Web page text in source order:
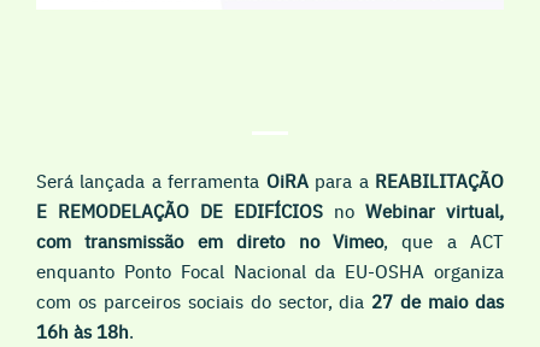
Será lançada a ferramenta OiRApara a REABILITAÇÃO
E REMODELAÇÃO DE EDIFÍCIOS no Webinar virtual,
com transmissão em direto no Vimeo, que a ACT
enquanto Ponto Focal Nacional da EU-OSHA organiza
com os parceiros sociais do sector,dia 27 de maio das
16h às 18h.